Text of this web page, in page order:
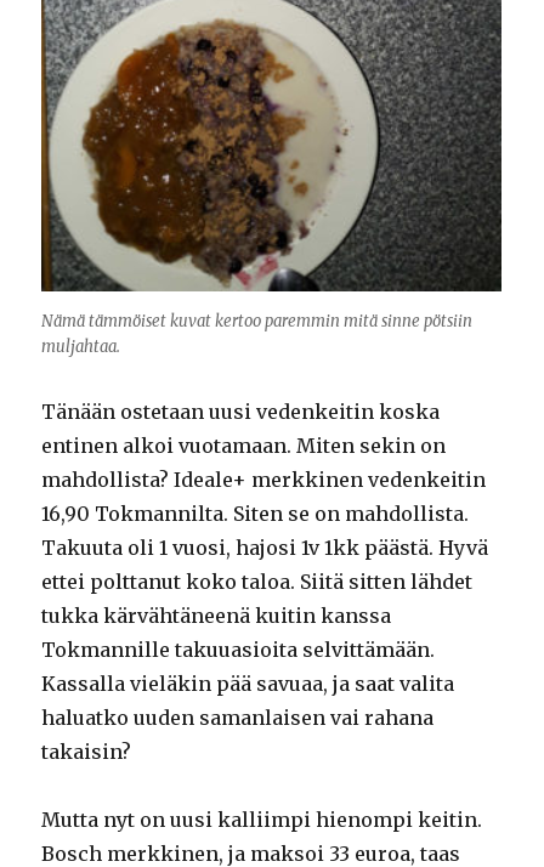
Nämä tämmöiset kuvat kertoo paremmin mitä sinne pötsiin
muljahtaa.
Tänään ostetaan uusi vedenkeitin koska
entinen alkoi vuotamaan. Miten sekin on
mahdollista? Ideale+ merkkinen vedenkeitin
16,90 Tokmannilta. Siten se on mahdollista.
Takuuta oli 1 vuosi, hajosi 1v 1kk päästä. Hyvä
ettei polttanut koko taloa. Siitä sitten lähdet
tukka kärvähtäneenä kuitin kanssa
Tokmannille takuuasioita selvittämään.
Kassalla vieläkin pää savuaa, ja saat valita
haluatko uuden samanlaisen vai rahana
takaisin?
Mutta nyt on uusi kalliimpi hienompi keitin.
Bosch merkkinen, ja maksoi 33 euroa, taas